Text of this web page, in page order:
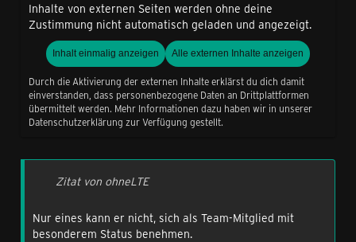
Inhalte von externen Seiten werden ohne deine
Zustimmung nicht automatisch geladen und angezeigt.
Inhalt einmalig anzeigen Alle externen Inhalte anzeigen
Durch die Aktivierung der externen Inhalte erklärst du dich damit
einverstanden, dass personenbezogene Daten an Drittplattformen
übermittelt werden. Mehr Informationen dazu haben wir in unserer
Datenschutzerklärung zur Verfügung gestellt.
Zitat von ohneLTE
Nur eines kann er nicht, sich als Team-Mitglied mit
besonderem Status benehmen.